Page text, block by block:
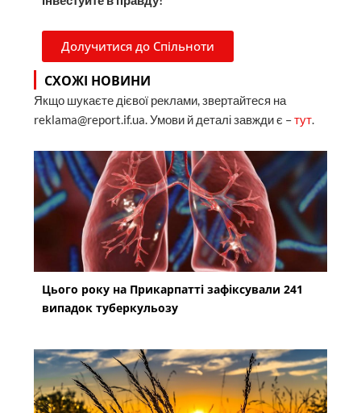
Долучитися до Спільноти
СХОЖІ НОВИНИ
Якщо шукаєте дієвої реклами, звертайтеся на
reklama@report.if.ua. Умови й деталі завжди є –тут.
Цього року на Прикарпатті зафіксували 241
випадок туберкульозу